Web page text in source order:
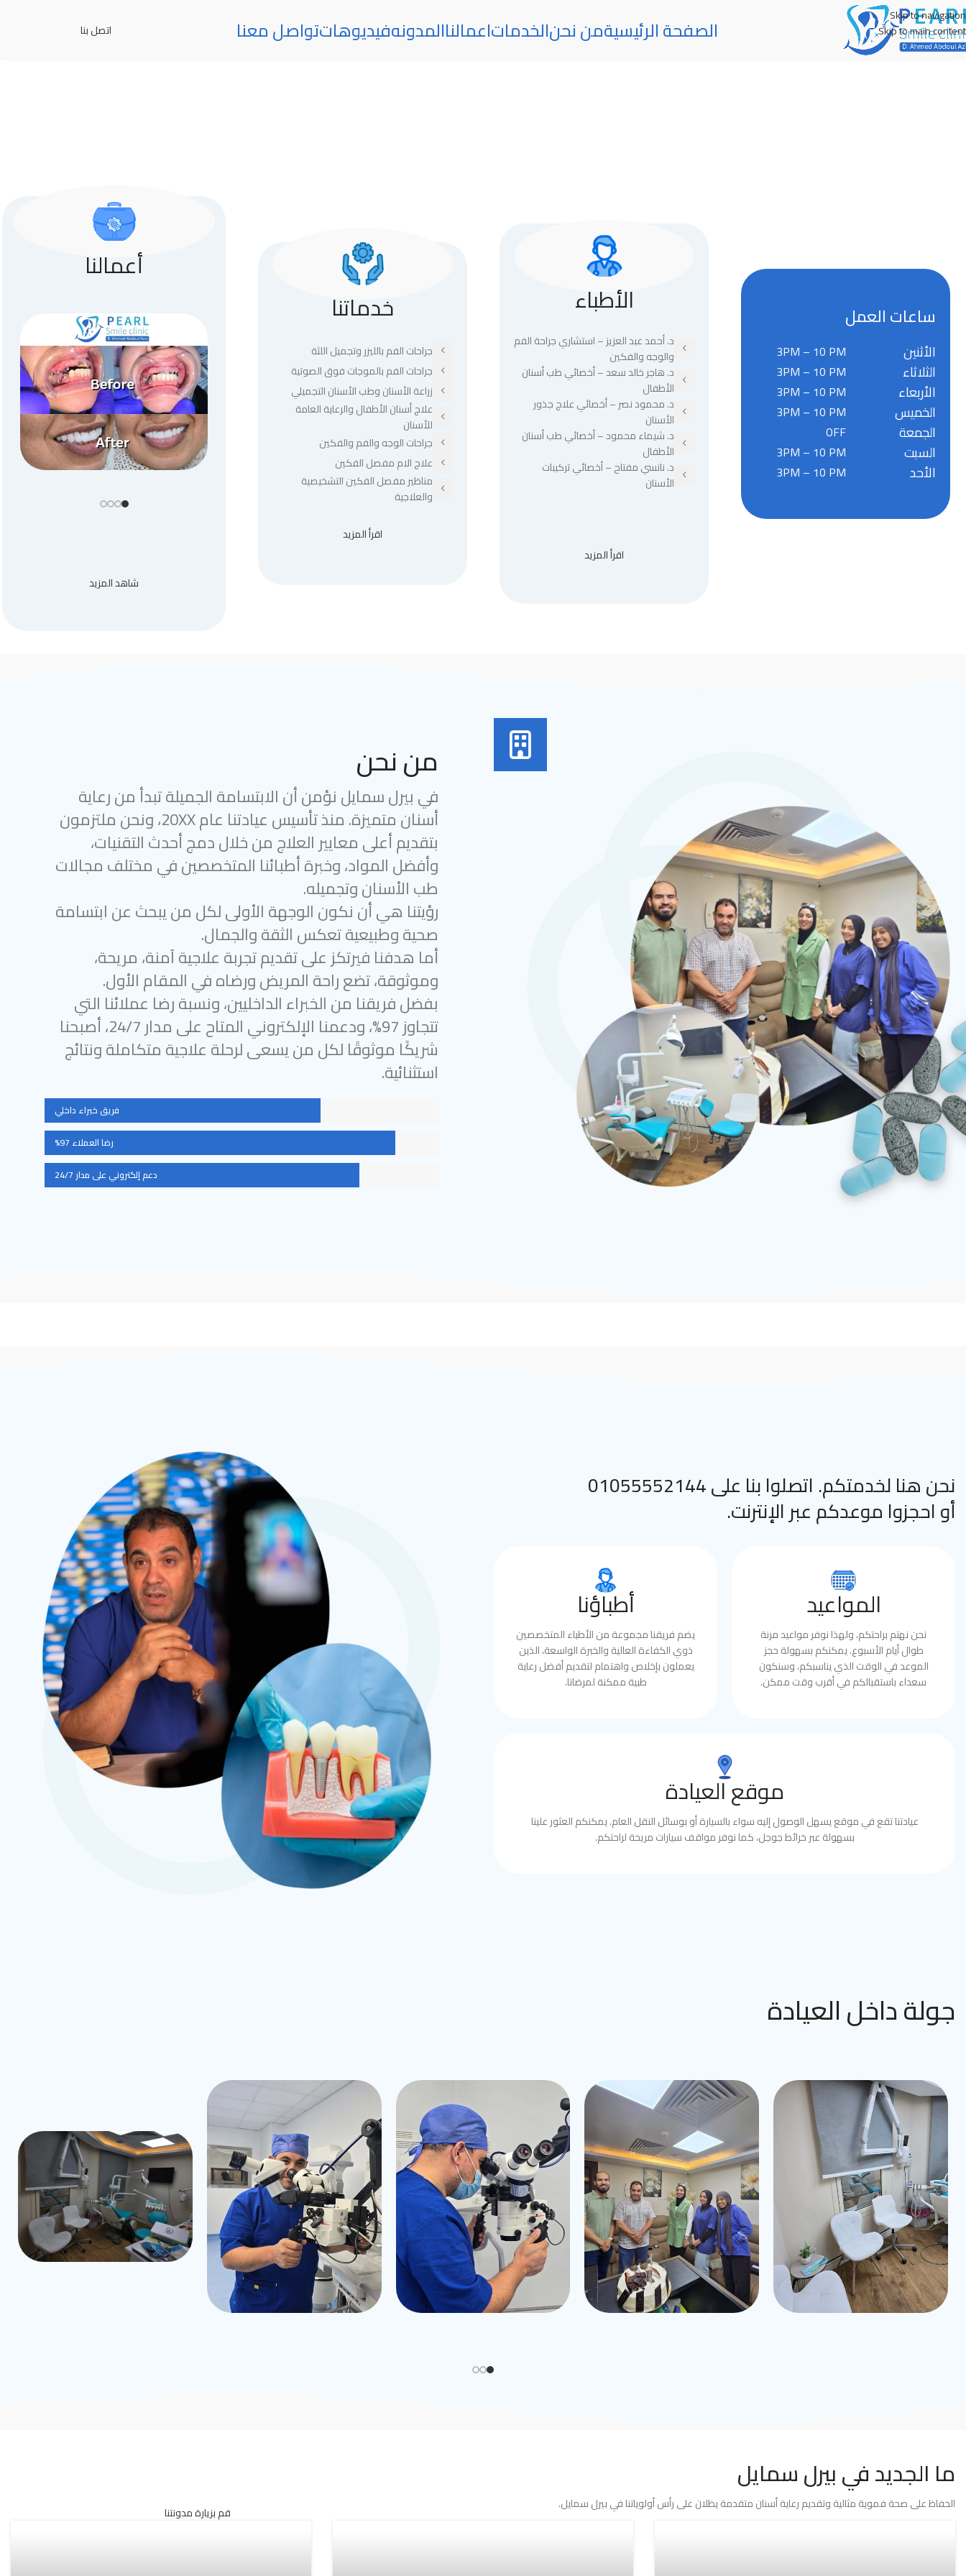
Skip to navigation
Skip to main content
الصفحة الرئيسيةمن نحنالخدماتاعمالناالمدونهفيديوهاتتواصل معنا اتصل بنا
ساعات العمل
3PM – 10 PM الأثنين
3PM – 10 PM الثلاثاء
3PM – 10 PM الأربعاء
3PM – 10 PM الخميس
OFF الجمعة
3PM – 10 PM السبت
3PM – 10 PM الأحد
الأطباء
د. أحمد عبد العزيز – استشاري جراحة الفم
والوجه والفكين
د. هاجر خالد سعد – أخصائي طب أسنان
الأطفال
د. محمود نصر – أخصائي علاج جذور
الأسنان
د. شيماء محمود – أخصائي طب أسنان
الأطفال
د. نانسي مفتاح – أخصائي تركيبات
الأسنان
اقرأ المزيد
خدماتنا
جراحات الفم بالليزر وتجميل اللثة
جراحات الفم بالموجات فوق الصوتية
زراعة الأسنان وطب الأسنان التجميلي
علاج أسنان الأطفال والرعاية العامة
للأسنان
جراحات الوجه والفم والفكين
علاج الام مفصل الفكين
مناظير مفصل الفكين التشخيصية
والعلاجية
اقرأ المزيد
أعمالنا
شاهد المزيد
من نحن
في بيرل سمايل نؤمن أن الابتسامة الجميلة تبدأ من رعاية
أسنان متميزة. منذ تأسيس عيادتنا عام 20XX، ونحن ملتزمون
بتقديم أعلى معايير العلاج من خلال دمج أحدث التقنيات،
وأفضل المواد، وخبرة أطبائنا المتخصصين في مختلف مجالات
طب الأسنان وتجميله.
رؤيتنا هي أن نكون الوجهة الأولى لكل من يبحث عن ابتسامة
صحية وطبيعية تعكس الثقة والجمال.
أما هدفنا فيرتكز على تقديم تجربة علاجية آمنة، مريحة،
وموثوقة، تضع راحة المريض ورضاه في المقام الأول.
بفضل فريقنا من الخبراء الداخليين، ونسبة رضا عملائنا التي
تتجاوز 97%، ودعمنا الإلكتروني المتاح على مدار 24/7، أصبحنا
شريكًا موثوقًا لكل من يسعى لرحلة علاجية متكاملة ونتائج
استثنائية.
فريق خبراء داخلي
رضا العملاء 97%
دعم إلكتروني على مدار 24/7
نحن هنا لخدمتكم. اتصلوا بنا على 01055552144
أو احجزوا موعدكم عبر الإنترنت.
أطباؤنا
يضم فريقنا مجموعة من الأطباء المتخصصين
ذوي الكفاءة العالية والخبرة الواسعة، الذين
يعملون بإخلاص واهتمام لتقديم أفضل رعاية
طبية ممكنة لمرضانا.
المواعيد
نحن نهتم براحتكم، ولهذا نوفر مواعيد مرنة
طوال أيام الأسبوع. يمكنكم بسهولة حجز
الموعد في الوقت الذي يناسبكم، وسنكون
سعداء باستقبالكم في أقرب وقت ممكن.
موقع العيادة
عيادتنا تقع في موقع يسهل الوصول إليه سواء بالسيارة أو بوسائل النقل العام. يمكنكم العثور علينا
بسهولة عبر خرائط جوجل، كما نوفر مواقف سيارات مريحة لراحتكم.
جولة داخل العيادة
قم بزيارة مدونتنا
ما الجديد في بيرل سمايل
الحفاظ على صحة فموية مثالية وتقديم رعاية أسنان متقدمة يظلان على رأس أولوياتنا في بيرل سمايل.